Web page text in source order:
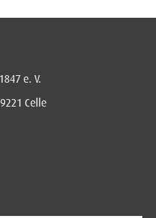
e. V.
Celle